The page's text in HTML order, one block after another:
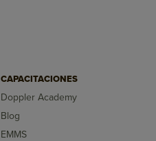
CAPACITACIONES
Doppler Academy
Blog
EMMS